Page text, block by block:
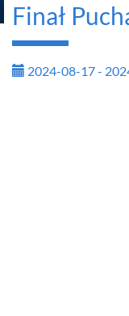
Finał
2024-08-17 -